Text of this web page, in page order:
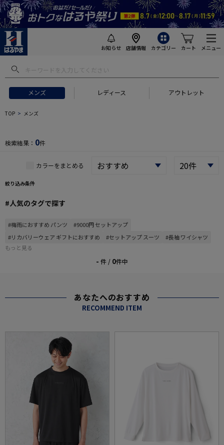
お知らせ 店舗情報 カテゴリー カート メニュー
メンズ レディース アウトレット
フトにおすすめ #セットアップ スーツ
TOP メンズ
検索結果： 0件
カラーをまとめる
絞り込み条件
#人気のタグで探す
#梅雨におすすめ パンツ
#9000円 セットアップ
#リカバリーウェア ギフトにおすすめ
#セットアップ スーツ
#長袖 ワイシャツ
もっと見る
- 件 / 0件中
あなたへのおすすめ
RECOMMEND ITEM